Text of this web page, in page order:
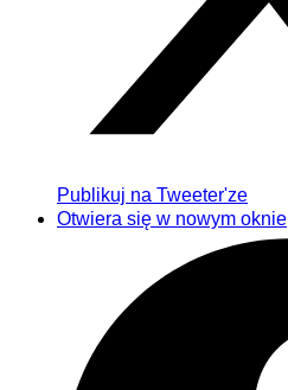
Publikuj na Tweeter'ze
Otwiera się w nowym oknie